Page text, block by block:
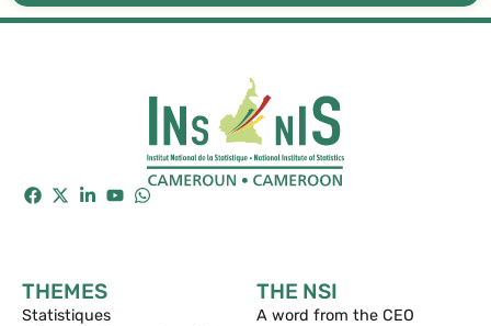
THEMES
Statistiques
THE NSI
A word from the CEO